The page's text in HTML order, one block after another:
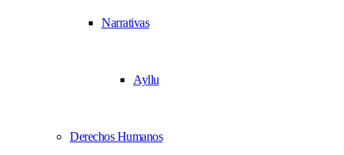
Narrativas
Ayllu
Derechos Humanos